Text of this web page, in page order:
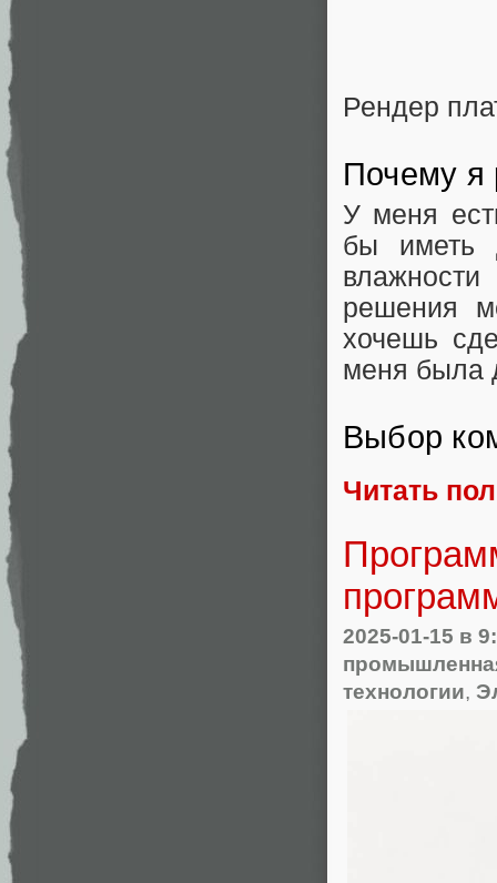
Рендер
Почему я
У меня
бы иметь
решения
хочешь
меня была
Выбор
Читать
2025-01-15 в
технологии,